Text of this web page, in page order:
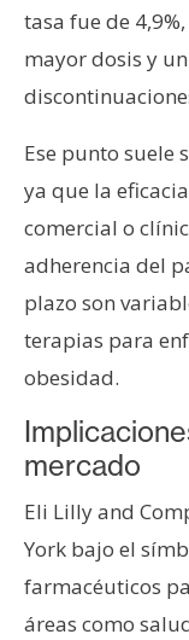
tasa fue de
mayor dosis y
Ese punto suele
ya que la
comercial o
adherencia del
plazo son
terapias para
obesidad.
mercado
Eli Lilly and
York bajo el
farmacéuticos
áreas como